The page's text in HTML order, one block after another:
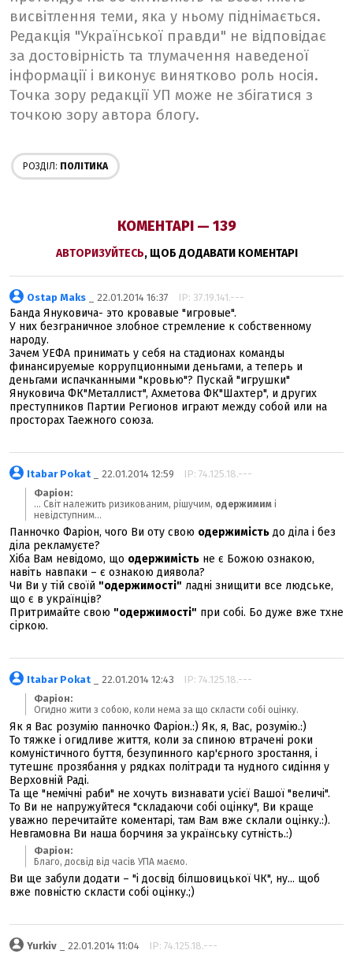
висвітлення теми, яка у ньому піднімається.
Редакція "Української правди" не відповідає
за достовірність та тлумачення наведеної
інформації і виконує винятково роль носія.
Точка зору редакції УП може не збігатися з
точкою зору автора блогу.
РОЗДІЛ: ПОЛІТИКА
КОМЕНТАРІ — 139
АВТОРИЗУЙТЕСЬ, ЩОБ ДОДАВАТИ КОМЕНТАРІ
Ostap Maks _ 22.01.2014 16:37 IP: 37.19.141.---
Банда Януковича- это кровавые "игровые".
У них безграничное злобное стремление к собственному
народу.
Зачем УЕФА принимать у себя на стадионах команды
финансируемые коррупционными деньгами, а теперь и
деньгами испачканными "кровью"? Пускай "игрушки"
Януковича ФК"Металлист", Ахметова ФК"Шахтер", и других
преступников Партии Регионов играют между собой или на
просторах Таежного союза.
Itabar Pokat _ 22.01.2014 12:59 IP: 74.125.18.---
Фаріон:
... Світ належить ризикованим, рішучим, одержимим і
невідступним...
Панночко Фаріон, чого Ви оту свою одержимість до діла і без
діла рекламуєте?
Хіба Вам невідомо, що одержимість не є Божою ознакою,
навіть навпаки – є ознакою диявола?
Чи Ви у тій своїй "одержимості" ладні знищити все людське,
що є в українців?
Притримайте свою "одержимості" при собі. Бо дуже вже тхне
сіркою.
Itabar Pokat _ 22.01.2014 12:43 IP: 74.125.18.---
Фаріон:
Огидно жити з собою, коли нема за що скласти собі оцінку.
Як я Вас розумію панночко Фаріон.:) Як, я, Вас, розумію.:)
То тяжке і огидливе життя, коли за спиною втрачені роки
комуністичного буття, безупинного кар'єрного зростання, і
тутешнє прозябання у рядках політради та нудного сидіння у
Верховній Раді.
Та ще "немічні раби" не хочуть визнавати усієї Вашої "величі".
То Ви не напружуйтеся "складаючи собі оцінку", Ви краще
уважно перечитайте коментарі, там Вам вже склали оцінку.:).
Невгамовна Ви наша борчиня за українську сутність.:)
Фаріон:
Благо, досвід від часів УПА маємо.
Ви ще забули додати – "і досвід білшовицької ЧК", ну... щоб
вже повністю скласти собі оцінку.;)
Yurkiv _ 22.01.2014 11:04 IP: 74.125.18.---